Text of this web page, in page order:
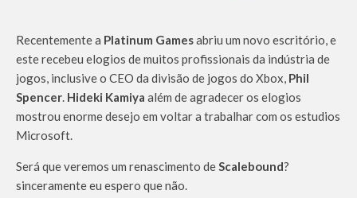
Recentemente a Platinum Gamesabriu um novo escritório, e
este recebeu elogios de muitos profissionais da indústria de
jogos, inclusive o CEO da divisão de jogos do Xbox, Phil
Spencer. Hideki Kamiya além de agradecer os elogios
mostrou enorme desejo em voltar a trabalhar com os estudios
Microsoft.
Será que veremos um renascimento deScalebound?
sinceramente eu espero que não.